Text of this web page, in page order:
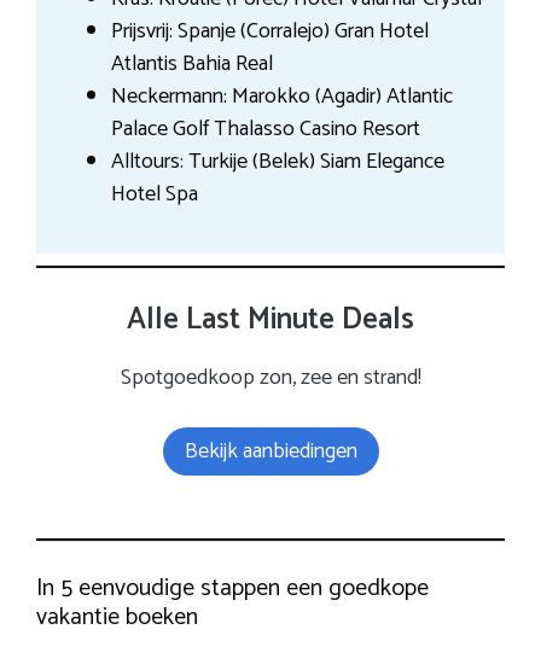
Prijsvrij: Spanje (Corralejo) Gran Hotel
Atlantis Bahia Real
Neckermann: Marokko (Agadir) Atlantic
Palace Golf Thalasso Casino Resort
Alltours: Turkije (Belek) Siam Elegance
Hotel Spa
Alle Last Minute Deals
Spotgoedkoop zon, zee en strand!
Bekijk aanbiedingen
In 5 eenvoudige stappen een goedkope
vakantie boeken